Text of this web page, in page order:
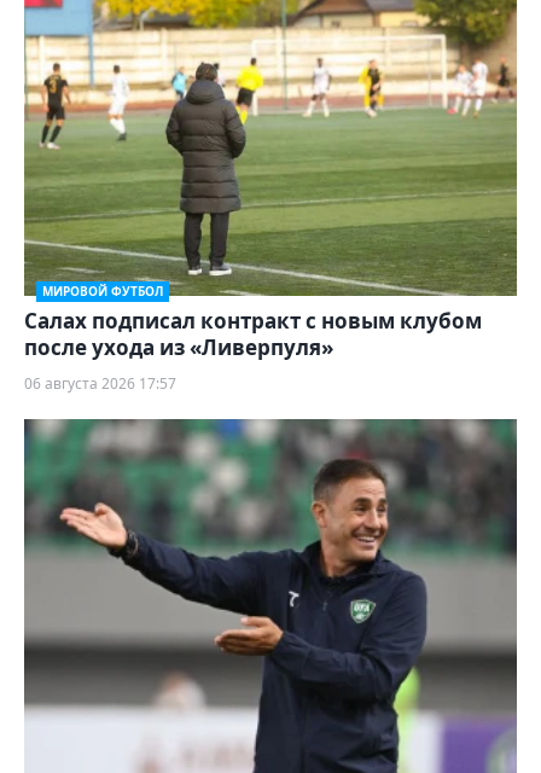
МИРОВОЙ ФУТБОЛ
Салах подписал контракт с новым клубом
после ухода из «Ливерпуля»
06 августа 2026 17:57